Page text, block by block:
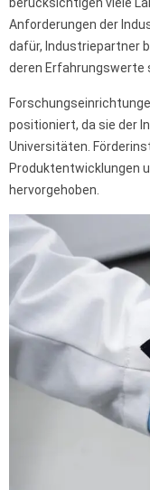
Anforderungen der
dafür, Industriepartner
deren Erfahrungswerte
positioniert, da sie der
Universitäten.
Produktentwicklungen
hervorgehoben.